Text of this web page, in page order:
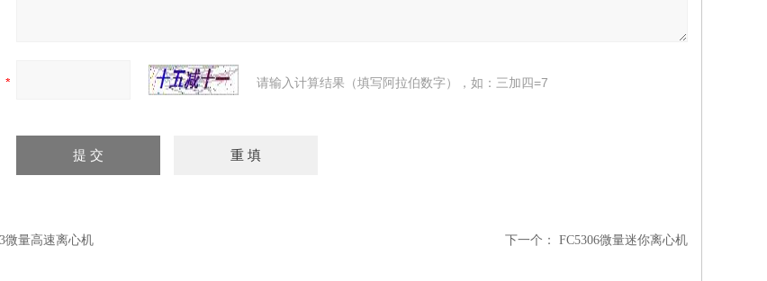
请输入计算结果（填写阿拉伯数字），如：三加四=7
微量高速离心机 下一个： FC5306微量迷你离心机